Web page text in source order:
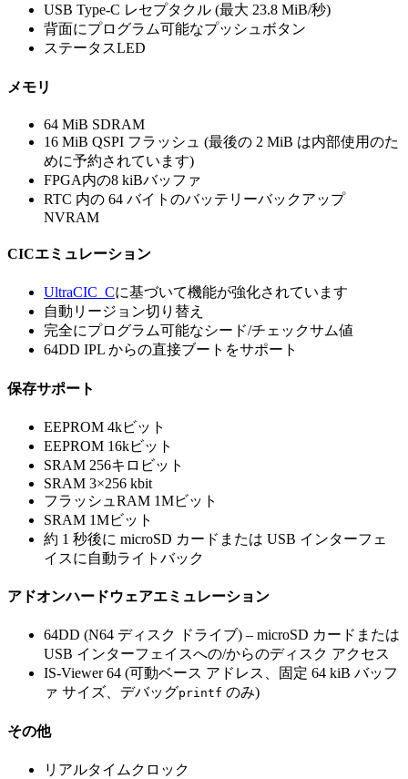
USB Type-C レセプタクル (最大 23.8 MiB/秒)
背面にプログラム可能なプッシュボタン
ステータスLED
メモリ
64 MiB SDRAM
16 MiB QSPI フラッシュ (最後の 2 MiB は内部使用のた
めに予約されています)
FPGA内の8 kiBバッファ
RTC 内の 64 バイトのバッテリーバックアップ
NVRAM
CICエミュレーション
UltraCIC_Cに基づいて機能が強化されています
自動リージョン切り替え
完全にプログラム可能なシード/チェックサム値
64DD IPL からの直接ブートをサポート
保存サポート
EEPROM 4kビット
EEPROM 16kビット
SRAM 256キロビット
SRAM 3×256 kbit
フラッシュRAM 1Mビット
SRAM 1Mビット
約 1 秒後に microSD カードまたは USB インターフェ
イスに自動ライトバック
アドオンハードウェアエミュレーション
64DD (N64 ディスク ドライブ) – microSD カードまたは
USB インターフェイスへの/からのディスク アクセス
IS-Viewer 64 (可動ベース アドレス、固定 64 kiB バッフ
ァ サイズ、デバッグprintf のみ)
その他
リアルタイムクロック